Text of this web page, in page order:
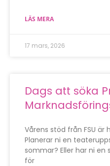
LÄS MERA
17 mars, 2026
Dags att söka
Vårens stöd från FSU är
Planerar ni en
sommar? Eller har ni
för